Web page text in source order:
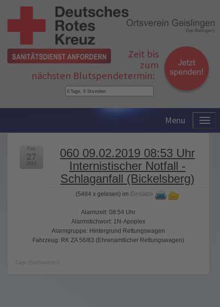
Zeit bis
zum
nächsten Blutspendetermin:
Menu
060 09.02.2019 08:53 Uhr
Internistischer Notfall -
Schlaganfall (Bickelsberg)
(5484 x gelesen) im Einsätze
Feb
27
2019
Alarmzeit: 08:54 Uhr
Alarmstichwort: 1N-Apoplex
Alarmgruppe: Hintergrund Rettungswagen
Fahrzeug: RK ZA 56/83 (Ehrenamtlicher Rettungswagen)
Tags (Suchwörter):